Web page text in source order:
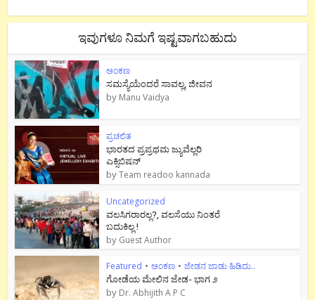
ಇವುಗಳೂ ನಿಮಗೆ ಇಷ್ಟವಾಗಬಹುದು
ಅಂಕಣ
ಸಮಸ್ಯೆಯೆಂದರೆ ಸಾವಲ್ಲ, ಜೀವನ
by Manu Vaidya
ಪ್ರಚಲಿತ
ಭಾರತದ ಪ್ರಪ್ರಥಮ ಜ್ಯುವೆಲ್ಲರಿ
ಎಕ್ಸಿಬಿಷನ್
byTeam readoo kannada
Uncategorized
ವಲಸಿಗರಾರಲ್ಲ?, ವಲಸೆಯು ನಿಂತರೆ
ಬದುಕಿಲ್ಲ !
by Guest Author
Featured • ಅಂಕಣ • ಜೇಡನ ಜಾಡು ಹಿಡಿದು..
ಗೋಡೆಯ ಮೇಲಿನ ಜೇಡ- ಭಾಗ ೨
by Dr. Abhijith A P C